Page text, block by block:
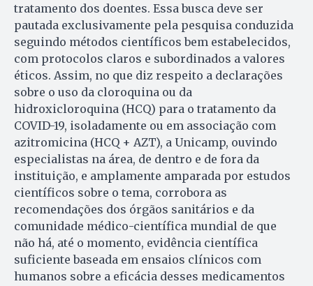
tratamento dos doentes. Essa busca deve ser
pautada exclusivamente pela pesquisa conduzida
seguindo métodos científicos bem estabelecidos,
com protocolos claros e subordinados a valores
éticos. Assim, no que diz respeito a declarações
sobre o uso da cloroquina ou da
hidroxicloroquina (HCQ) para o tratamento da
COVID-19, isoladamente ou em associação com
azitromicina (HCQ + AZT), a Unicamp, ouvindo
especialistas na área, de dentro e de fora da
instituição, e amplamente amparada por estudos
científicos sobre o tema, corrobora as
recomendações dos órgãos sanitários e da
comunidade médico-científica mundial de que
não há, até o momento, evidência científica
suficiente baseada em ensaios clínicos com
humanos sobre a eficácia desses medicamentos